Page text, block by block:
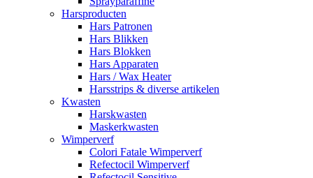
Harsproducten
Hars Patronen
Hars Blikken
Hars Blokken
Hars Apparaten
Hars / Wax Heater
Harsstrips & diverse artikelen
Kwasten
Harskwasten
Maskerkwasten
Wimperverf
Colori Fatale Wimperverf
Refectocil Wimperverf